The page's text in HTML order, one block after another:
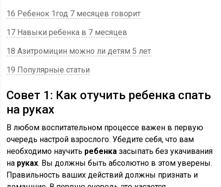
16 Ребенок 1год 7 месяцев говорит
17 Навыки ребенка в 7 месяцев
18 Азитромицин можно ли детям 5 лет
19 Популярные статьи
Совет 1: Как отучить ребенка спать
на руках
В любом воспитательном процессе важен в первую
очередь настрой взрослого. Убедите себя, что вам
необходимо научить ребенка засыпать без укачивания
на руках. Вы должны быть абсолютно в этом уверены.
Правильность ваших действий должны признать и